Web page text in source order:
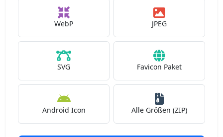
WebP JPEG
SVG Favicon Paket
Android Icon Alle Größen (ZIP)